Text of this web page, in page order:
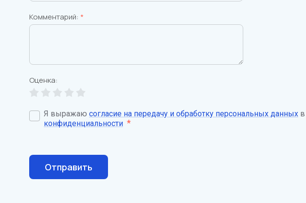
Комментарий: *
Оценка:
Я выражаю согласие на передачу и обработку персональных данных
конфиденциальности *
Отправить